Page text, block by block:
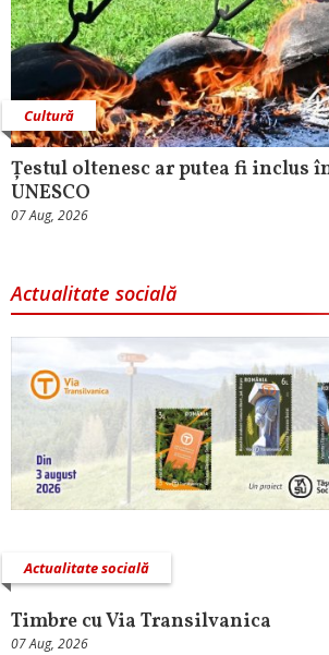
Cultură
Țestul oltenesc ar putea fi inclus
UNESCO
07 Aug, 2026
Actualitate socială
Actualitate socială
Timbre cu Via Transilvanica
07 Aug, 2026